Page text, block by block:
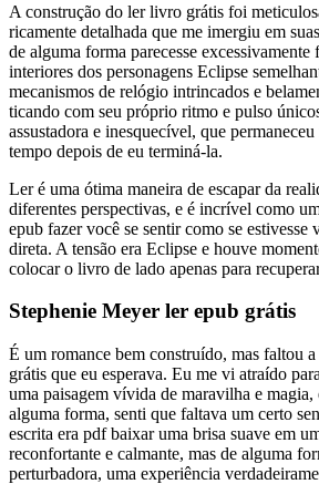
A construção do ler livro grátis foi
ricamente detalhada que me imergiu em
de alguma forma parecesse
interiores dos personagens Eclipse
mecanismos de relógio intrincados e
ticando com seu próprio ritmo e pulso
assustadora e inesquecível, que
tempo depois de eu terminá-la.
Ler é uma ótima maneira de escapar da
diferentes perspectivas, e é incrível como
epub fazer você se sentir como se
direta. A tensão era Eclipse e houve
colocar o livro de lado apenas para
Stephenie Meyer ler epub grátis
É um romance bem construído, mas faltou
grátis que eu esperava. Eu me vi atraído
uma paisagem vívida de maravilha e magia,
alguma forma, senti que faltava um certo
escrita era pdf baixar uma brisa suave em
reconfortante e calmante, mas de alguma
perturbadora, uma experiência